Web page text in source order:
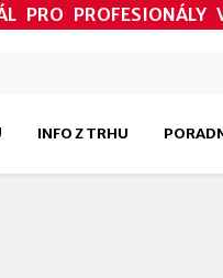
PRO PROFESIONÁLY
INFO Z TRHU